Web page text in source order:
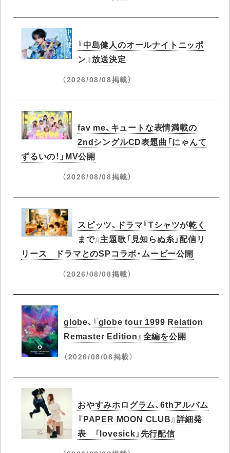
『中島健人のオールナイトニッポ
ン』放送決定
（2026/08/08掲載）
fav me、キュートな表情満載の
2ndシングルCD表題曲「にゃんて
ずるいの！」MV公開
（2026/08/08掲載）
スピッツ、ドラマ『Tシャツが乾く
まで』主題歌「見知らぬ糸」配信リ
リース ドラマとのSPコラボ・ムービー公開
（2026/08/08掲載）
globe、『globe tour 1999 Relation
Remaster Edition』全編を公開
（2026/08/08掲載）
おやすみホログラム、6thアルバム
『PAPER MOON CLUB』詳細発
表 「lovesick」先行配信